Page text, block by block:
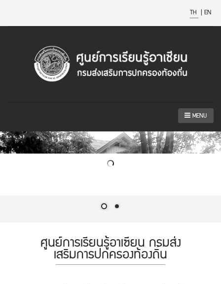
TH | EN
MENU
ศูนย์การเรียนรู้อาเซียน กรมส่ง
เสริมการปกครองท้องถิ่น